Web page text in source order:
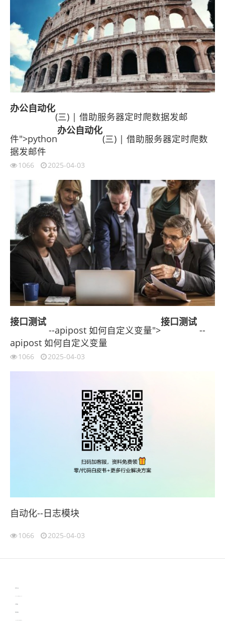
办公自动化
(三) | 借助服务器定时爬数据发邮
件">python
办公自动化
(三) | 借助服务器定时爬数
据发邮件
1066 2025-04-03
接口测试
--apipost 如何自定义变量">
接口测试
--
apipost 如何自定义变量
1066 2025-04-03
自动化--日志模块
1066 2025-04-03